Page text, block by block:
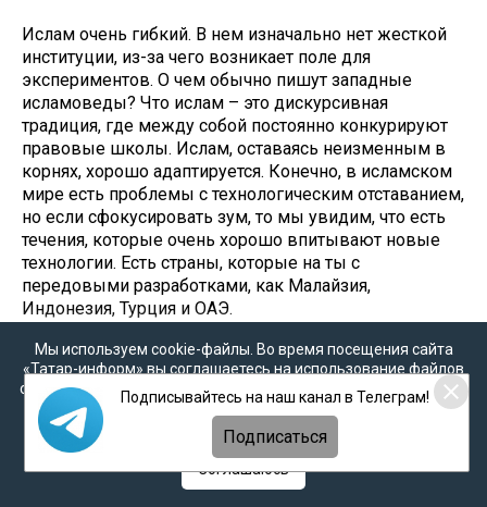
Ислам очень гибкий. В нем изначально нет жесткой
институции, из-за чего возникает поле для
экспериментов. О чем обычно пишут западные
исламоведы? Что ислам – это дискурсивная
традиция, где между собой постоянно конкурируют
правовые школы. Ислам, оставаясь неизменным в
корнях, хорошо адаптируется. Конечно, в исламском
мире есть проблемы с технологическим отставанием,
но если сфокусировать зум, то мы увидим, что есть
течения, которые очень хорошо впитывают новые
технологии. Есть страны, которые на ты с
передовыми разработками, как Малайзия,
Индонезия, Турция и ОАЭ.
Расул Тавдиряков: У меня есть одна знакомая:
светская женщина, с которой мы долго
переписывались и разговаривали об исламе. В
какой-то момент она пропала. Через знакомого я
узнал, что она ушла к кришнаитам. Привести ее к
исламу рационально было нельзя, потому что она
одинока и не нашла в исламе места, где можно найти
Мы используем cookie-файлы. Во время посещения сайта
«Татар-информ» вы соглашаетесь на использование файлов
cookie в соответствии с настоящим уведомлением, согласием
наобработку персональных данных,Политикой о
персональных данных
Политикой конфиденциальности
Соглашаюсь
Подписывайтесь на наш канал в Телеграм!
Подписаться